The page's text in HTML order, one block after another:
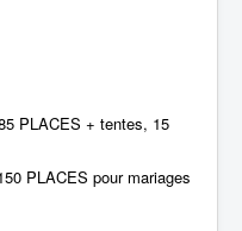
PLACES + tentes, 15
PLACES pour mariages